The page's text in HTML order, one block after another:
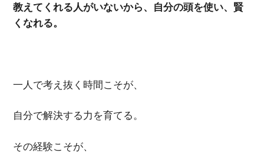
教えてくれる人がいないから、自分の頭を使い、賢
くなれる。
一人で考え抜く時間こそが、
自分で解決する力を育てる。
その経験こそが、